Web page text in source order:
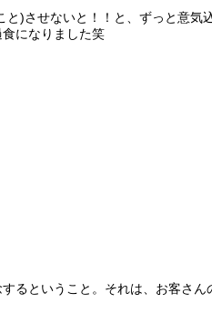
)させないと！！と、ずっと意気
になりました笑
るということ。それは、お客さん